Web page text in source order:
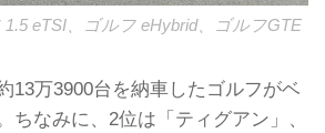
eTSI、ゴルフ eHybrid、ゴルフGTE
13万3900台を納車したゴルフがベ
ちなみに、2位は「ティグアン」、